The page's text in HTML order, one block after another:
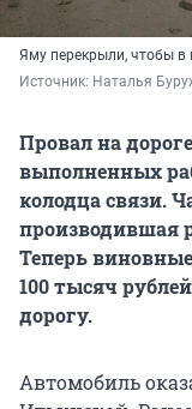
Яму перекрыли, чтобы в
Источник: Наталья
Провал на
выполненных
колодца связи.
производившая
Теперь
100 тысяч
дорогу.
Автомобиль